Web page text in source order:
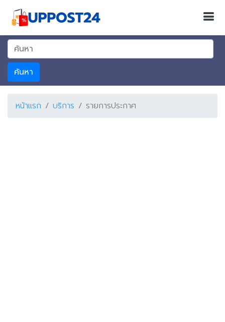
ค้นหา
หน้าแรก บริการ รายการประกาศ